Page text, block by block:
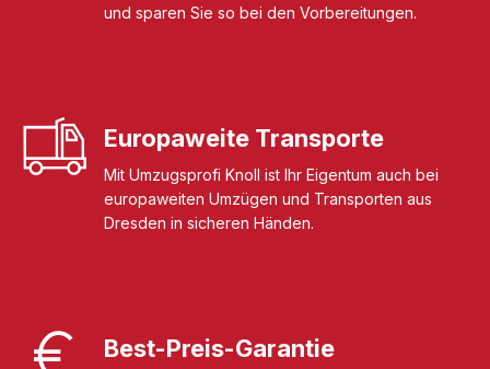
und sparen Sie so bei den Vorbereitungen.
Europaweite Transporte
Mit Umzugsprofi Knoll ist Ihr Eigentum auch bei
europaweiten Umzügen und Transporten aus
Dresden in sicheren Händen.
Best-Preis-Garantie